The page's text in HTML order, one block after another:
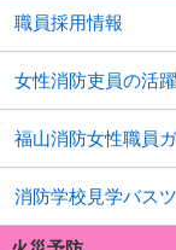
職員採用情報
女性消防吏員の活
福山消防女性職員
消防学校見学バス